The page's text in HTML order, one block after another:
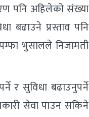
पनि अहिलेको संख्या
बढाउने प्रस्ताव पनि
भुसालले निजामती
र सुविधा बढाउनुपर्ने
सेवा पाउन सकिने